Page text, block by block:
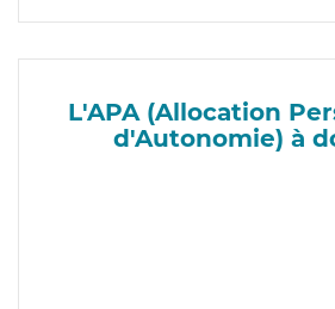
L'APA (Allocation
d'Autonomie) à